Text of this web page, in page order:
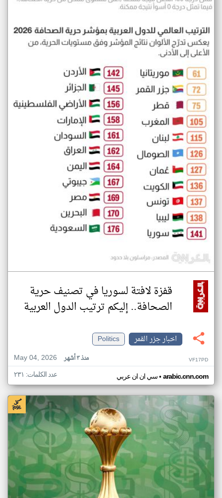
قفزة لافتة لسوريا في تصنيف حرية
الصحافة.. إليكم ترتيب الدول العربية
اخبار جزر القمر
Politics
May 04, 2026
منذ ٣ أشهر VF17PD
سي ان ان عربي• arabic.cnn.com عدد الكلمات: ٢٣١